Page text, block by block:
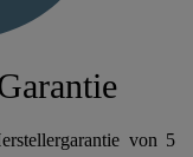
von 5